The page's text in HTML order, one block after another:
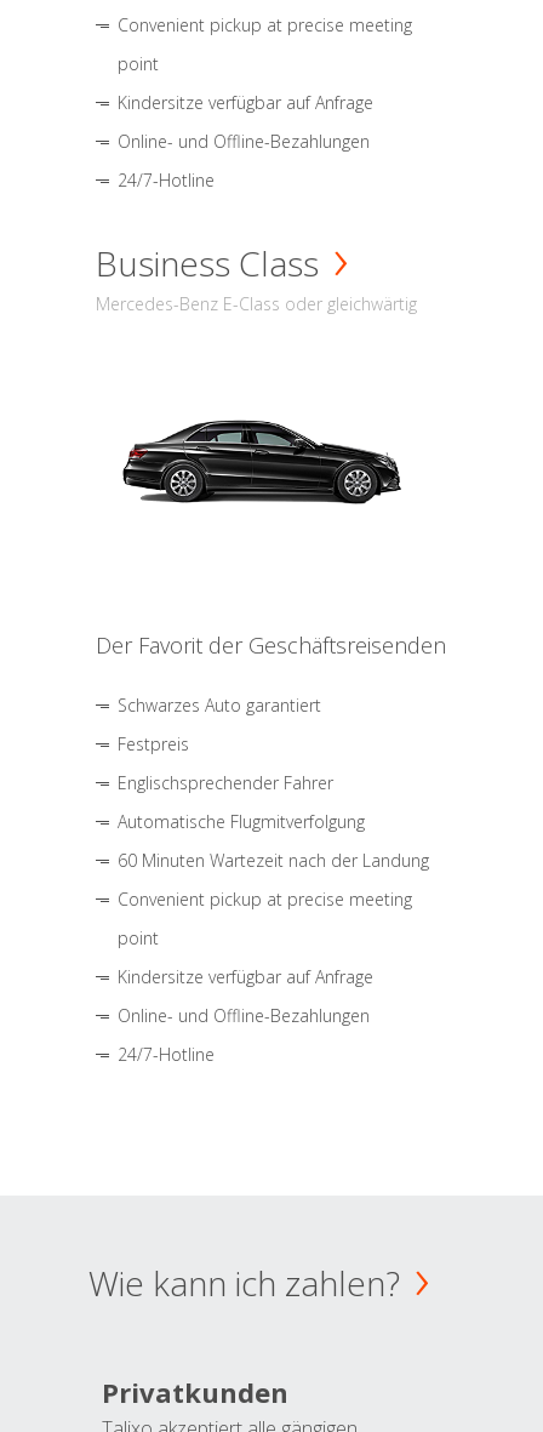
Convenient pickup at precise meeting
point
Kindersitze verfügbar auf Anfrage
Online- und Offline-Bezahlungen
24/7-Hotline
Business Class
Mercedes-Benz E-Class oder gleichwärtig
Der Favorit der Geschäftsreisenden
Schwarzes Auto garantiert
Festpreis
Englischsprechender Fahrer
Automatische Flugmitverfolgung
60 Minuten Wartezeit nach der Landung
Convenient pickup at precise meeting
point
Kindersitze verfügbar auf Anfrage
Online- und Offline-Bezahlungen
24/7-Hotline
Wie kann ich zahlen?
Privatkunden